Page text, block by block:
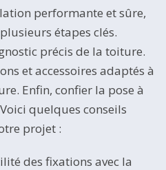
performante et sûre,
étapes clés.
précis de la toiture.
et accessoires adaptés à
Enfin, confier la pose à
quelques conseils
projet :
des fixations avec la